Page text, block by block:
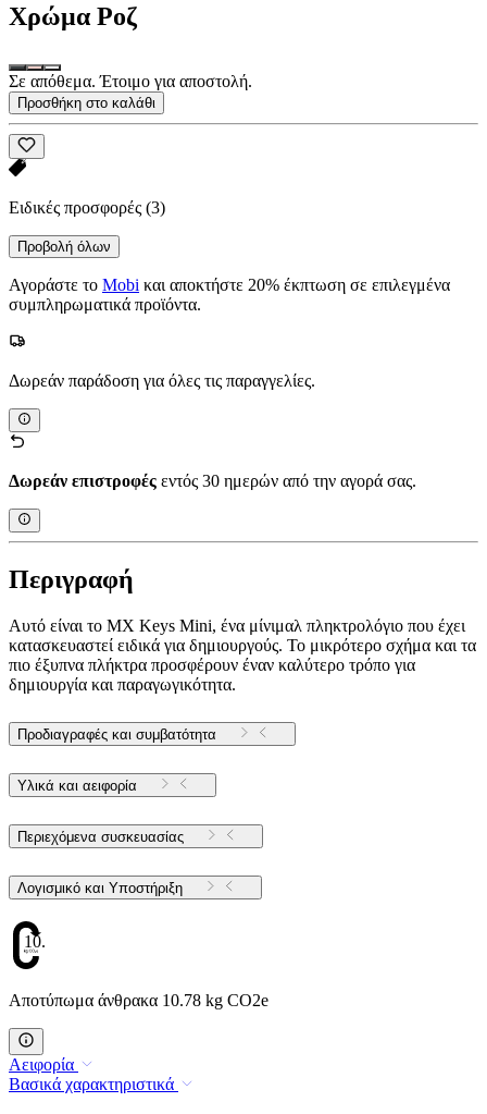
Χρώμα Ροζ
Σε απόθεμα. Έτοιμο για αποστολή.
Προσθήκη στο καλάθι
Ειδικές προσφορές (3)
Προβολή όλων
Αγοράστε το Mobi και αποκτήστε 20% έκπτωση σε επιλεγμένα
συμπληρωματικά προϊόντα.
Δωρεάν παράδοση για όλες τις παραγγελίες.
Δωρεάν επιστροφές εντός 30 ημερών από την αγορά σας.
Περιγραφή
Αυτό είναι το MX Keys Mini, ένα μίνιμαλ πληκτρολόγιο που έχει
κατασκευαστεί ειδικά για δημιουργούς. Το μικρότερο σχήμα και τα
πιο έξυπνα πλήκτρα προσφέρουν έναν καλύτερο τρόπο για
δημιουργία και παραγωγικότητα.
Προδιαγραφές και συμβατότητα
Υλικά και αειφορία
Περιεχόμενα συσκευασίας
Λογισμικό και Υποστήριξη
10.78
Αποτύπωμα άνθρακα 10.78 kg CO2e
Αειφορία
Βασικά χαρακτηριστικά